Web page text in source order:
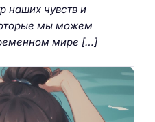
наших чувств и
мы можем
мире […]